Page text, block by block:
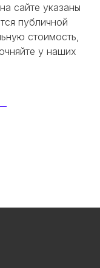
сайте указаны
публичной
стоимость,
у наших